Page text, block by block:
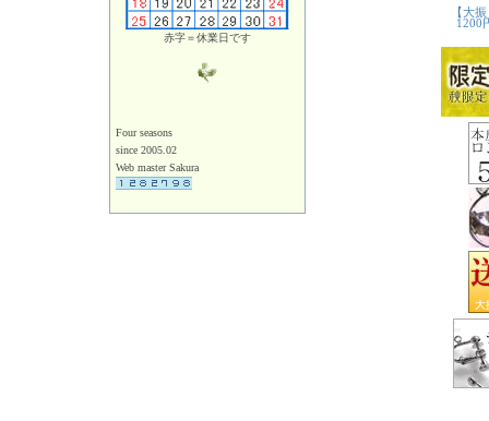
赤字＝休業日です
Four seasons
since 2005.02
Web master Sakura